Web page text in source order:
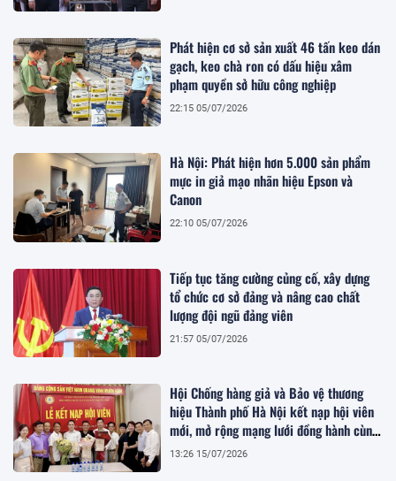
Phát hiện cơ sở sản xuất 46 tấn keo dán
gạch, keo chà ron có dấu hiệu xâm
phạm quyền sở hữu công nghiệp
22:15 05/07/2026
Hà Nội: Phát hiện hơn 5.000 sản phẩm
mực in giả mạo nhãn hiệu Epson và
Canon
22:10 05/07/2026
Tiếp tục tăng cường củng cố, xây dựng
tổ chức cơ sở đảng và nâng cao chất
lượng đội ngũ đảng viên
21:57 05/07/2026
Hội Chống hàng giả và Bảo vệ thương
hiệu Thành phố Hà Nội kết nạp hội viên
mới, mở rộng mạng lưới đồng hành cùng
doanh nghiệp
13:26 15/07/2026